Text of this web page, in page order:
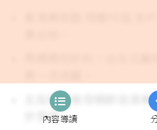
北投麗禧推母親節泡湯專
步登場
內容導讀